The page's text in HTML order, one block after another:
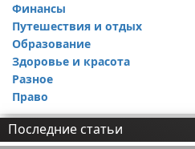
Финансы
Путешествия и отдых
Образование
Здоровье и красота
Разное
Право
Последние статьи